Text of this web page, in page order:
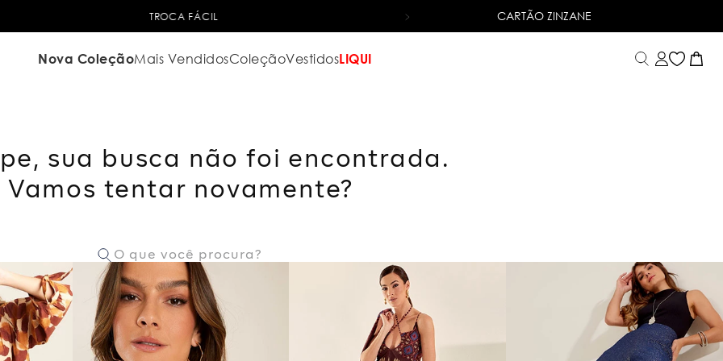
TROCA FÁCIL 6X SEM JUROSNO CARTÃO DE CRÉDITO
CARTÃO ZINZANE
Nova ColeçãoMais VendidosColeçãoVestidosLIQUI
sua busca não foi encontrada.
Vamos tentar novamente?